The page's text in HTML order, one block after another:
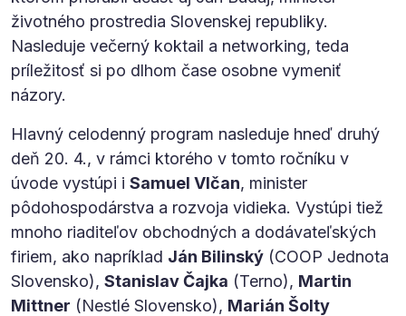
životného prostredia Slovenskej republiky.
Nasleduje večerný koktail a networking, teda
príležitosť si po dlhom čase osobne vymeniť
názory.
Hlavný celodenný program nasleduje hneď druhý
deň 20. 4., v rámci ktorého v tomto ročníku v
úvode vystúpi i Samuel Vlčan, minister
pôdohospodárstva a rozvoja vidieka. Vystúpi tiež
mnoho riaditeľov obchodných a dodávateľských
firiem, ako napríklad Ján Bilinský (COOP Jednota
Slovensko), Stanislav Čajka (Terno), Martin
Mittner (Nestlé Slovensko), Marián Šolty